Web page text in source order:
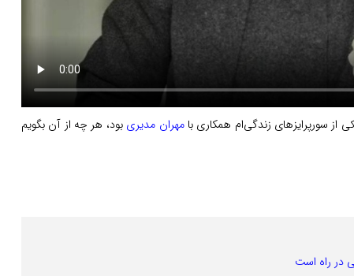
از سورپرایزهای زندگی‌ام همکاری بامهران مدیری بود، هر چه از آن بگویم
در راه است